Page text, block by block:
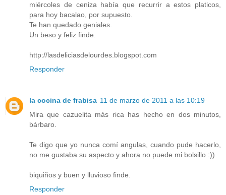
miércoles de ceniza había que recurrir a estos platicos,
para hoy bacalao, por supuesto.
Te han quedado geniales.
Un beso y feliz finde.
http://lasdeliciasdelourdes.blogspot.com
Responder
la cocina de frabisa 11 de marzo de 2011 a las 10:19
Mira que cazuelita más rica has hecho en dos minutos,
bárbaro.
Te digo que yo nunca comí angulas, cuando pude hacerlo,
no me gustaba su aspecto y ahora no puede mi bolsillo :))
biquiños y buen y lluvioso finde.
Responder